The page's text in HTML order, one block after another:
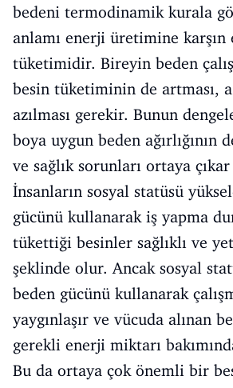
bedeni termodinamik kurala
anlamı enerji üretimine karşın
tüketimidir. Bireyin beden
besin tüketiminin de artması,
azılması gerekir. Bunun
boya uygun beden ağırlığının
ve sağlık sorunları ortaya
İnsanların sosyal statüsü
gücünü kullanarak iş yapma
tükettiği besinler sağlıklı ve
şeklinde olur. Ancak sosyal
beden gücünü kullanarak
yaygınlaşır ve vücuda alınan
gerekli enerji miktarı
Bu da ortaya çok önemli bir